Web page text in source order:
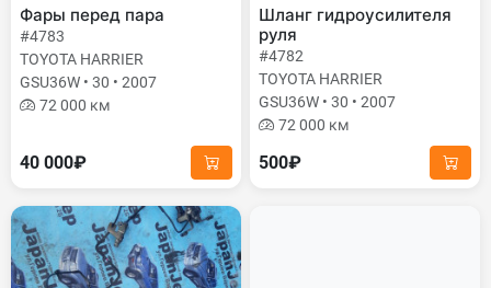
Фары перед пара
#4783
TOYOTA HARRIER
GSU36W • 30 • 2007
72 000 км
40 000₽
Шланг гидроусилителя
руля
#4782
TOYOTA HARRIER
GSU36W • 30 • 2007
72 000 км
500₽